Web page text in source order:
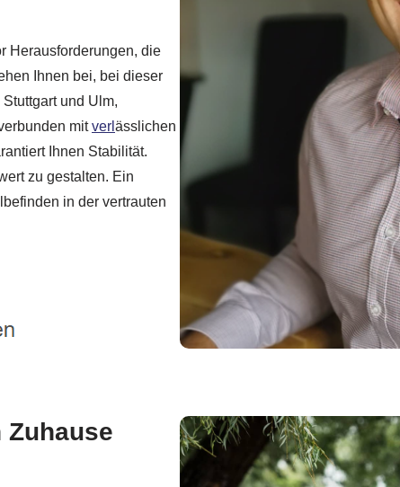
Herausforderungen, die
Ihnen bei, bei dieser
und Ulm,
mitverl ässlichen
Ihnen Stabilität.
zu gestalten. Ein
in der vertrauten
Zuhause